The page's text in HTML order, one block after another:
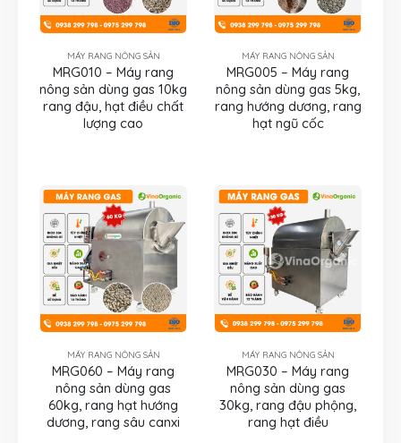
MÁY RANG NÔNG SẢN
MRG010 – Máy rang
nông sản dùng gas 10kg
rang đậu, hạt điều chất
lượng cao
MÁY RANG NÔNG SẢN
MRG005 – Máy rang
nông sản dùng gas 5kg,
rang hướng dương, rang
hạt ngũ cốc
MÁY RANG NÔNG SẢN
MRG060 – Máy rang
nông sản dùng gas
60kg, rang hạt hướng
dương, rang sâu canxi
MÁY RANG NÔNG SẢN
MRG030 – Máy rang
nông sản dùng gas
30kg, rang đậu phộng,
rang hạt điều